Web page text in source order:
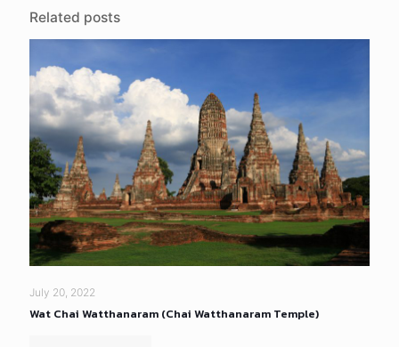
Related posts
July 20, 2022
Wat Chai Watthanaram (Chai Watthanaram Temple)